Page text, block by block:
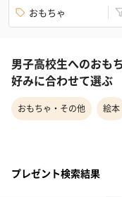
おもちゃ
男子高校生へのおも
好みに合わせて選ぶ
おもちゃ・その他 絵本
プレゼント検索結果